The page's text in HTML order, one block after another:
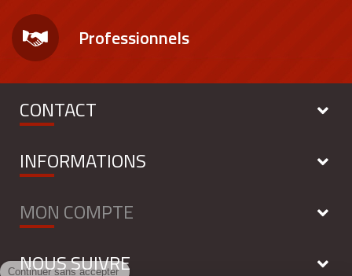
Professionnels
CONTACT
INFORMATIONS
MON COMPTE
NOUS SUIVRE